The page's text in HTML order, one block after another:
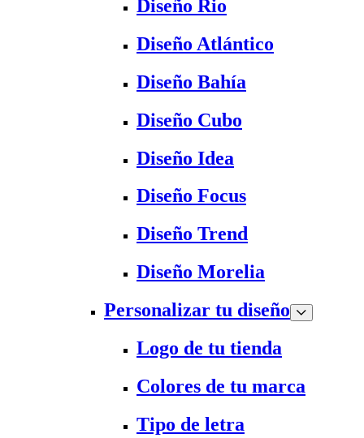
Diseño Rio
Diseño Atlántico
Diseño Bahía
Diseño Cubo
Diseño Idea
Diseño Focus
Diseño Trend
Diseño Morelia
Personalizar tu diseño
Logo de tu tienda
Colores de tu marca
Tipo de letra